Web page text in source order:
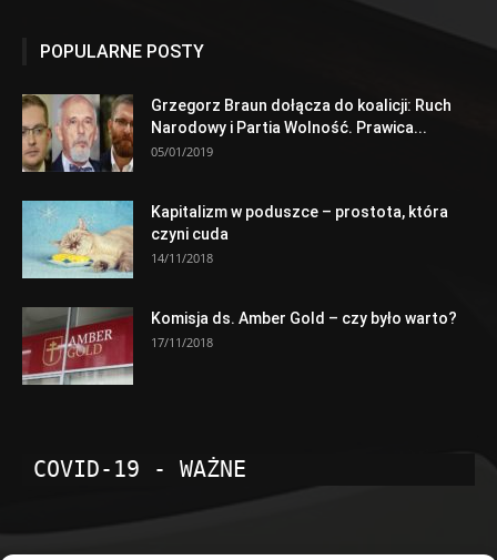
POPULARNE POSTY
Grzegorz Braun dołącza do koalicji: Ruch
Narodowy i Partia Wolność. Prawica...
05/01/2019
Kapitalizm w poduszce – prostota, która
czyni cuda
14/11/2018
Komisja ds. Amber Gold – czy było warto?
17/11/2018
COVID-19 - WAŻNE